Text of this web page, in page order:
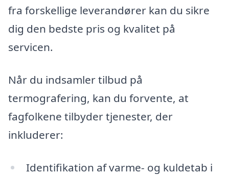
fra forskellige leverandører kan du sikre
dig den bedste pris og kvalitet på
servicen.
Når du indsamler tilbud på
termografering, kan du forvente, at
fagfolkene tilbyder tjenester, der
inkluderer:
Identifikation af varme- og kuldetab i